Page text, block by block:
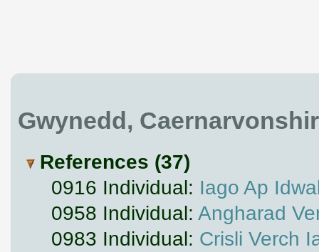
Gwynedd,
References (37)
0916 Individual: Iago Ap
0958 Individual: Angharad
0983 Individual: Crisli Verch